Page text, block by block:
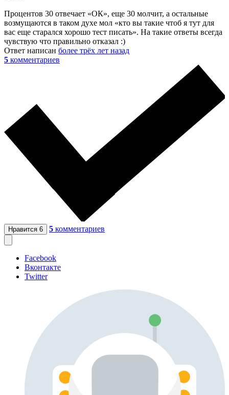
Процентов 30 отвечает «ОК», еще 30 молчит, а остальные
возмущаются в таком духе мол «кто вы такие чтоб я тут для
вас еще старался хорошо тест писать». На такие ответы всегда
чувствую что правильно отказал :)
Ответ написан более трёх лет назад
5 комментариев
Нравится 6 5 комментариев
Facebook
Вконтакте
Twitter